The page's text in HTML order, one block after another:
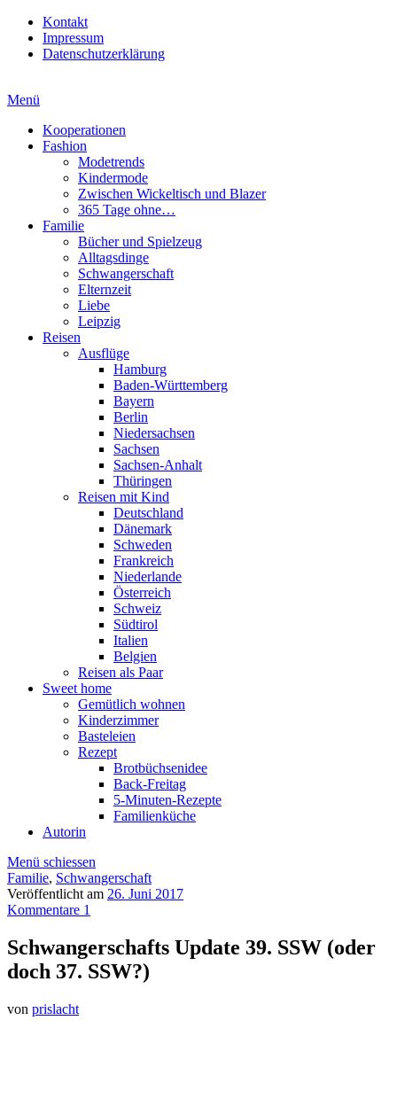
Kontakt
Impressum
Datenschutzerklärung
Menü
Kooperationen
Fashion
Modetrends
Kindermode
Zwischen Wickeltisch und Blazer
365 Tage ohne…
Familie
Bücher und Spielzeug
Alltagsdinge
Schwangerschaft
Elternzeit
Liebe
Leipzig
Reisen
Ausflüge
Hamburg
Baden-Württemberg
Bayern
Berlin
Niedersachsen
Sachsen
Sachsen-Anhalt
Thüringen
Reisen mit Kind
Deutschland
Dänemark
Schweden
Frankreich
Niederlande
Österreich
Schweiz
Südtirol
Italien
Belgien
Reisen als Paar
Sweet home
Gemütlich wohnen
Kinderzimmer
Basteleien
Rezept
Brotbüchsenidee
Back-Freitag
5-Minuten-Rezepte
Familienküche
Autorin
Menü schiessen
Familie, Schwangerschaft
Veröffentlicht am 26. Juni 2017
Kommentare 1
Schwangerschafts Update 39. SSW (oder
doch 37. SSW?)
von prislacht